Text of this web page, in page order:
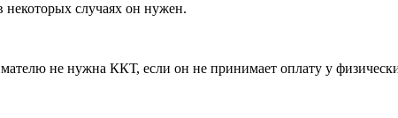
некоторых случаях он нужен.
не нужна ККТ, если он не принимает оплату у